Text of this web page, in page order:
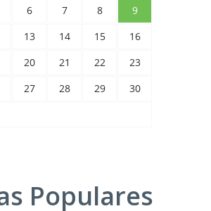
6 7 8
9
13 14 15
16
20 21 22
23
27 28 29
30
Populares